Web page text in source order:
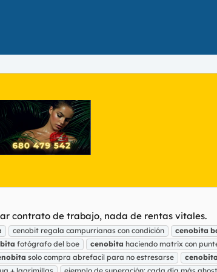
contrato de trabajo, nada de rentas vitales.
cenobit regala campurrianas con condición cenobita
fotógrafo del boe cenobita haciendo matrix con
solo compra abrefacil para no estresarse cenobita